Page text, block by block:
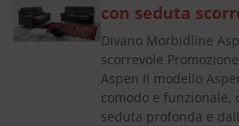
con seduta
Divano Morbidline
scorrevole
Aspen Il modello
comodo e funzionale,
seduta profonda e